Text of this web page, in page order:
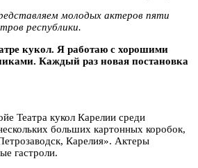
молодых актеров пяти
республики.
кукол. Я работаю с хорошими
Каждый раз новая постановка
Театра кукол Карелии среди
больших картонных коробок,
Карелия». Актеры
гастроли.